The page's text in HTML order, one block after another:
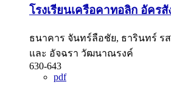
โรงเรียนเครือคาทอลิก อัคร
ธนาคาร จันทร์ลือชัย, ธารินทร์
และ อัจฉรา วัฒนาณรงค์
630-643
pdf